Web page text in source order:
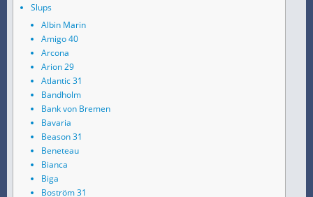
Slups
Albin Marin
Amigo 40
Arcona
Arion 29
Atlantic 31
Bandholm
Bank von Bremen
Bavaria
Beason 31
Beneteau
Bianca
Biga
Boström 31